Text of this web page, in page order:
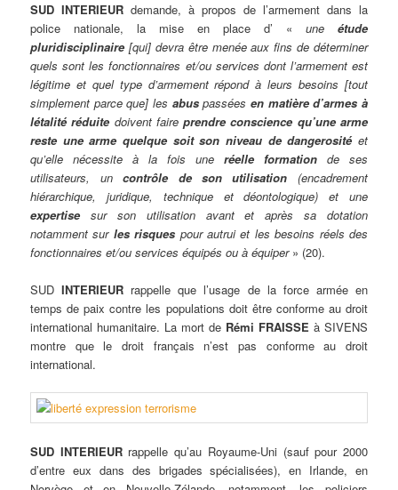
SUD INTERIEUR demande, à propos de l’armement dans la
police nationale, la mise en place d’ « une étude
pluridisciplinaire [qui] devra être menée aux fins de déterminer
quels sont les fonctionnaires et/ou services dont l’armement est
légitime et quel type d’armement répond à leurs besoins [tout
simplement parce que] les abuspassées en matière d’armes à
létalité réduite doivent faireprendre conscience qu’une arme
reste une arme quelque soit son niveau de dangerosité et
qu’elle nécessite à la fois une réelle formationde ses
utilisateurs, uncontrôle de son utilisation (encadrement
hiérarchique, juridique, technique et déontologique) et une
expertise sur son utilisation avant et après sa dotation
notamment sur les risques pour autrui et les besoins réels des
fonctionnaires et/ou services équipés ou à équiper» (20).
SUDINTERIEUR rappelle que l’usage de la force armée en
temps de paix contre les populations doit être conforme au droit
international humanitaire. La mort de Rémi FRAISSE à SIVENS
montre que le droit français n’est pas conforme au droit
international.
SUD INTERIEURrappelle qu’au Royaume-Uni (sauf pour 2000
d’entre eux dans des brigades spécialisées), en Irlande, en